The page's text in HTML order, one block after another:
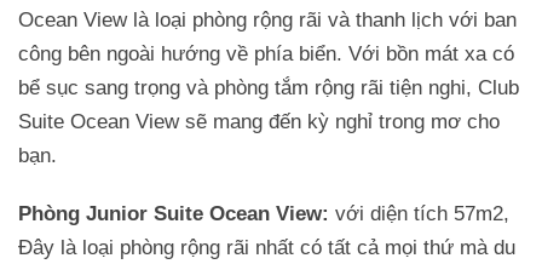
Ocean View là loại phòng rộng rãi và thanh lịch với ban
công bên ngoài hướng về phía biển. Với bồn mát xa có
bể sục sang trọng và phòng tắm rộng rãi tiện nghi, Club
Suite Ocean View sẽ mang đến kỳ nghỉ trong mơ cho
bạn.
Phòng Junior Suite Ocean View: với diện tích 57m2,
Đây là loại phòng rộng rãi nhất có tất cả mọi thứ mà du